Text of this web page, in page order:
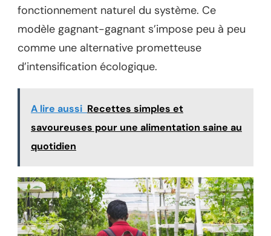
fonctionnement naturel du système. Ce
modèle gagnant-gagnant s’impose peu à peu
comme une alternative prometteuse
d’intensification écologique.
A lire aussi Recettes simples et
savoureuses pour une alimentation saine au
quotidien